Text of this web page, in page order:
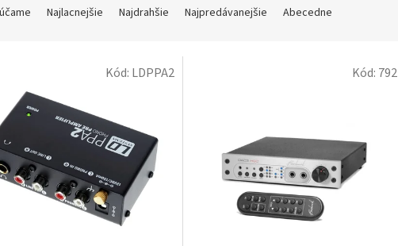
Najlacnejšie Najdrahšie Najpredávanejšie Abecedne
Kód: LDPPA2 Kód: 792